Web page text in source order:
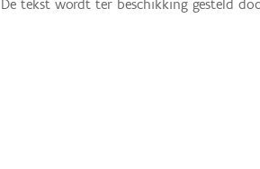
De tekst wordt ter beschikking gesteld